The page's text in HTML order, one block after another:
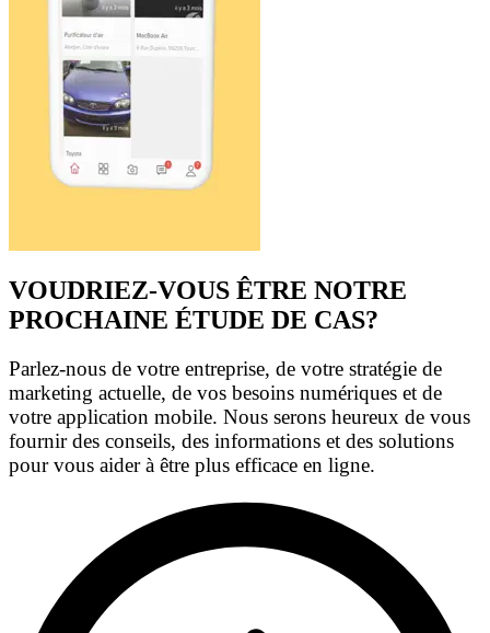
VOUDRIEZ-VOUS ÊTRE NOTRE
PROCHAINE ÉTUDE DE CAS?
Parlez-nous de votre entreprise, de votre stratégie de
marketing actuelle, de vos besoins numériques et de
votre application mobile. Nous serons heureux de vous
fournir des conseils, des informations et des solutions
pour vous aider à être plus efficace en ligne.